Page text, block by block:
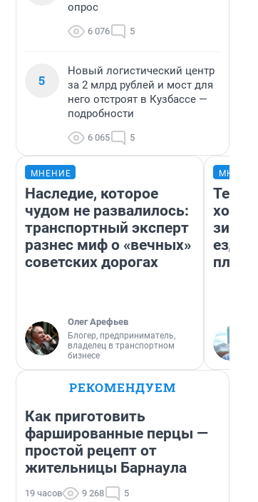
опрос
6 076 5
5
Новый логистический центр
за 2 млрд рублей и мост для
него отстроят в Кузбассе —
подробности
6 065 5
МНЕНИЕ
Наследие, которое
чудом не развалилось:
транспортный эксперт
разнес миф о «вечных»
советских дорогах
Олег Арефьев
Блогер, предприниматель,
владелец в транспортном
бизнесе
ездит
РЕКОМЕНДУЕМ
Как приготовить
фаршированные перцы —
простой рецепт от
жительницы Барнаула
19 часов 9 268 5